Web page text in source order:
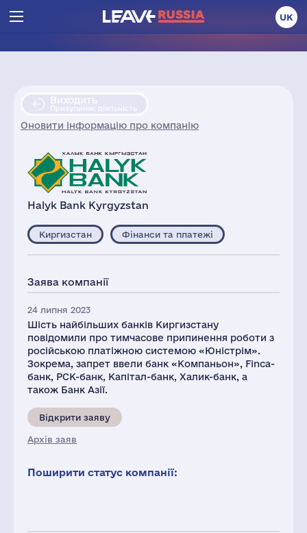
UK
Виходить
Призупиняє діяльність
Оновити інформацію про компанію
Halyk Bank Kyrgyzstan
Киргизстан Фінанси та платежі
Заява компанії
24 липня 2023
Шість найбільших банків Киргизстану
повідомили про тимчасове припинення роботи з
російською платіжною системою «Юністрім».
Зокрема, запрет ввели банк «Компаньон», Finса-
банк, РСК-банк, Капітал-банк, Халик-банк, а
також Банк Азії.
Відкрити заяву
Архів заяв
Поширити статус компанії: